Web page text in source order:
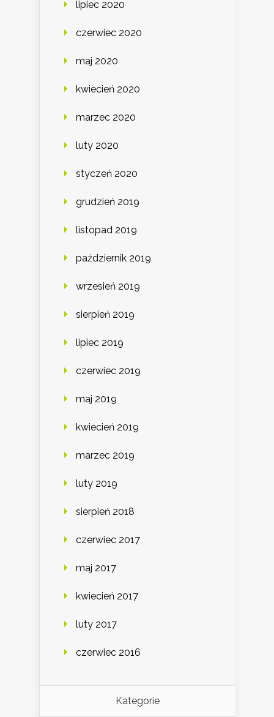
lipiec 2020
czerwiec 2020
maj 2020
kwiecień 2020
marzec 2020
luty 2020
styczeń 2020
grudzień 2019
listopad 2019
październik 2019
wrzesień 2019
sierpień 2019
lipiec 2019
czerwiec 2019
maj 2019
kwiecień 2019
marzec 2019
luty 2019
sierpień 2018
czerwiec 2017
maj 2017
kwiecień 2017
luty 2017
czerwiec 2016
Kategorie